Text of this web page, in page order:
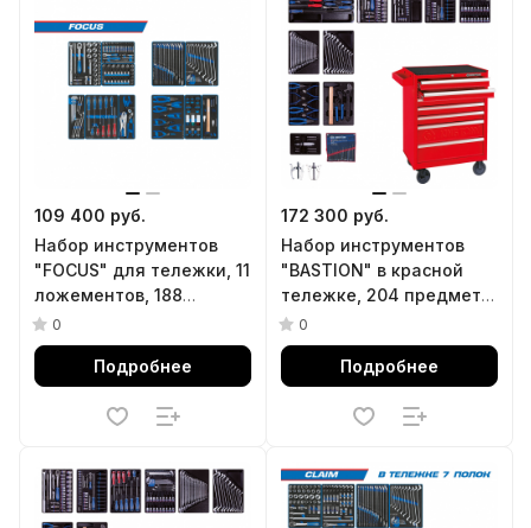
109 400 руб.
Набор инструментов
"FOCUS" для тележки, 11
ложементов, 188
предметов KING TONY
934-188MRVD
0
Подробнее
172 300 руб.
Набор инструментов
"BASTION" в красной
тележке, 204 предмета
KING TONY 934-100MR
0
Подробнее